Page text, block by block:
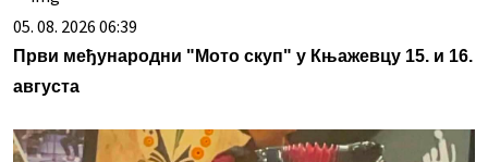
05. 08. 2026 06:39
Први међународни "Мото скуп" у Књажевцу 15. и 16.
августа